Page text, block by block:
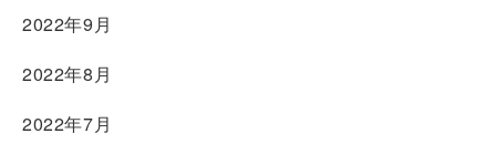
2022年9月
2022年8月
2022年7月